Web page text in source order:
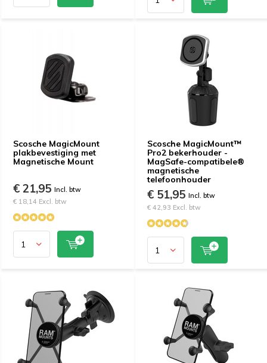
Scosche MagicMount
plakbevestiging met
Magnetische Mount
€ 21,95 Incl. btw
€ 18,14 Excl. btw
Scosche MagicMount™
Pro2 bekerhouder -
MagSafe-compatibele®
magnetische
telefoonhouder
€ 51,95 Incl. btw
€ 42,93 Excl. btw